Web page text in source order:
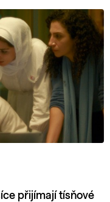
přijímají tísňové